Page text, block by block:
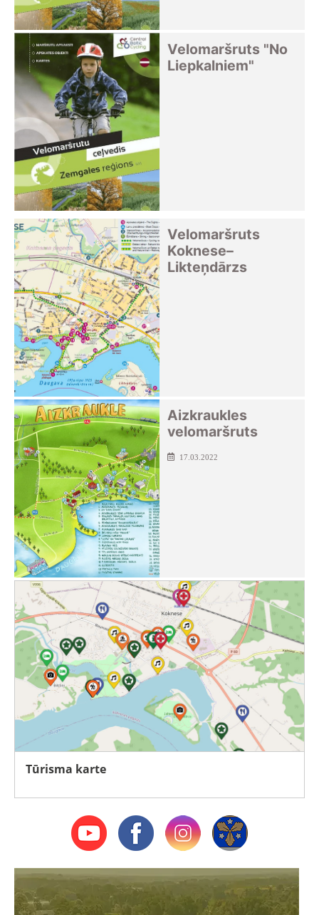
Velomaršruts "No
Liepkalniem"
Velomaršruts
Koknese–
Likteņdārzs
Aizkraukles
velomaršruts
17.03.2022
Tūrisma karte